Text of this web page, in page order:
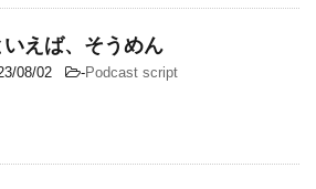
いえば、そうめん
08/02 -Podcast script